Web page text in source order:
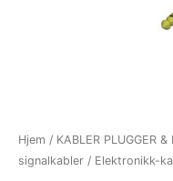
Hjem / KABLER PLUGGER &
signalkabler / Elektronikk-